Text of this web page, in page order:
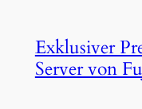
Exklusiver
Server von